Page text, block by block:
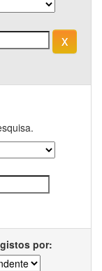
por: